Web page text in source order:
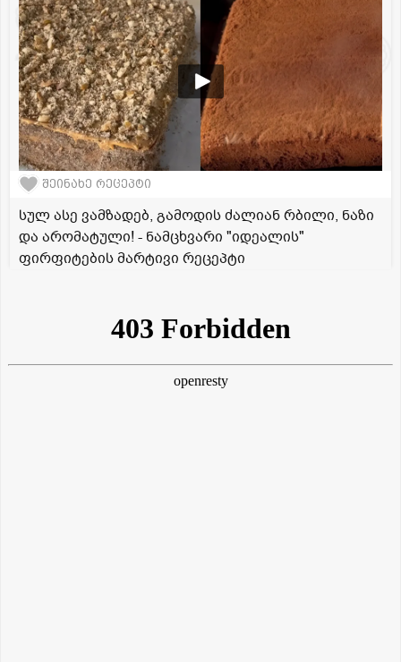
შეინახე რეცეპტი
სულ ასე ვამზადებ, გამოდის ძალიან რბილი, ნაზი
და არომატული! - ნამცხვარი "იდეალის"
ფირფიტების მარტივი რეცეპტი